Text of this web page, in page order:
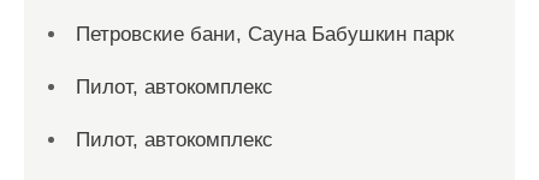
Петровские бани, Сауна Бабушкин парк
Пилот, автокомплекс
Пилот, автокомплекс